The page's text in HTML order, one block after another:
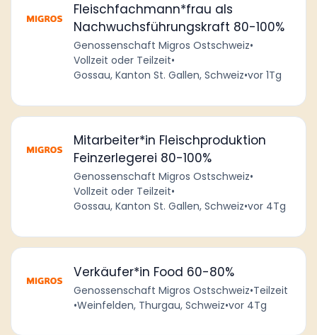
Fleischfachmann*frau als
Nachwuchsführungskraft 80-100%
Genossenschaft Migros Ostschweiz•
Vollzeit oder Teilzeit•
Gossau, Kanton St. Gallen, Schweiz•vor 1Tg
Mitarbeiter*in Fleischproduktion
Feinzerlegerei 80-100%
Genossenschaft Migros Ostschweiz•
Vollzeit oder Teilzeit•
Gossau, Kanton St. Gallen, Schweiz•vor 4Tg
Verkäufer*in Food 60-80%
Genossenschaft Migros Ostschweiz•Teilzeit
•Weinfelden, Thurgau, Schweiz•vor 4Tg